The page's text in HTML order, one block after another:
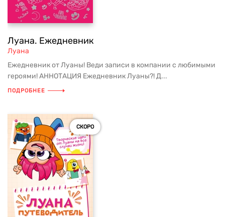
Луана. Ежедневник
Луана
Ежедневник от Луаны! Веди записи в компании с любимыми
героями! АННОТАЦИЯ Ежедневник Луаны?! Д...
ПОДРОБНЕЕ
СКОРО